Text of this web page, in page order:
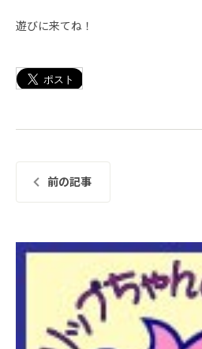
遊びに来てね！
前の記事